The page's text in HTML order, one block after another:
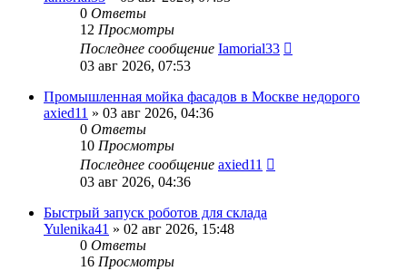
0 Ответы
12 Просмотры
Последнее сообщение Iamorial33
03 авг 2026, 07:53
Промышленная мойка фасадов в Москве недорого
axied11 » 03 авг 2026, 04:36
0 Ответы
10 Просмотры
Последнее сообщение axied11
03 авг 2026, 04:36
Быстрый запуск роботов для склада
Yulenika41 » 02 авг 2026, 15:48
0 Ответы
16 Просмотры